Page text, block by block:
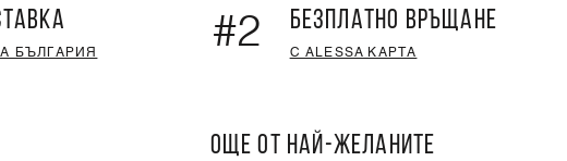
БЪЛГАРИЯ #2 БЕЗПЛАТНО ВРЪЩАНЕ
С ALESSA КАРТА
ОЩЕ ОТ НАЙ-ЖЕЛАНИТЕ